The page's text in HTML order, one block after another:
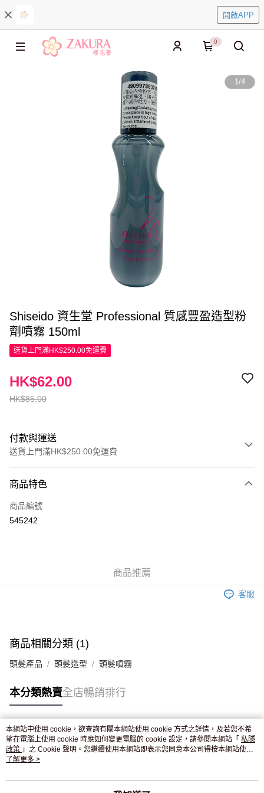
開啟APP
0
1/4
Shiseido 資生堂 Professional 質感豐盈造型粉
劑噴霧 150ml
送貨上門滿HK$250.00免運費
HK$85.00
HK$62.00
付款與運送
送貨上門滿HK$250.00免運費
信用卡
Apple Pay
付款後門市自取，訂單確認後2-4個工作天到店，7天內取。逾期後
商品特色
商品編號
545242
商品推薦
客服
商品相關分類 (1)
頭髮產品 頭髮造型 頭髮噴霧
本分類熱賣全店暢銷排行
熱門標籤
熱銷排行
本網站中使用 cookie，欲查詢有關本網站使用 cookie 方式之詳情，及若您不希
望在電腦上使用 cookie 時應如何變更電腦的 cookie 設定，請參閱本網站「 私隱
政策 」之 Cookie 聲明。您繼續使用本網站即表示您同意本公司得按本網站使用
條款之 Cookie 聲明使用 cookie。
了解更多 >